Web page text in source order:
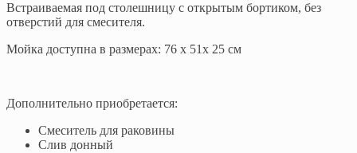
Встраиваемая под столешницу с открытым бортиком, без
отверстий для смесителя.
Мойка доступна в размерах: 76 х 51х 25 см
Дополнительно приобретается:
Смеситель для раковины
Слив донный